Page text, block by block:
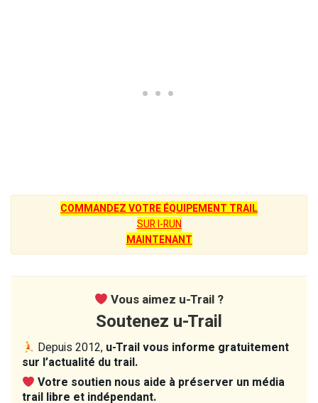
COMMANDEZ VOTRE ÉQUIPEMENT TRAIL
SUR I-RUN
MAINTENANT
Vous aimez u-Trail ?
Soutenez u-Trail
Depuis 2012, u-Trail vous informe gratuitement
sur l’actualité du trail.
Votre soutien nous aide à préserver un média
trail libre et indépendant.